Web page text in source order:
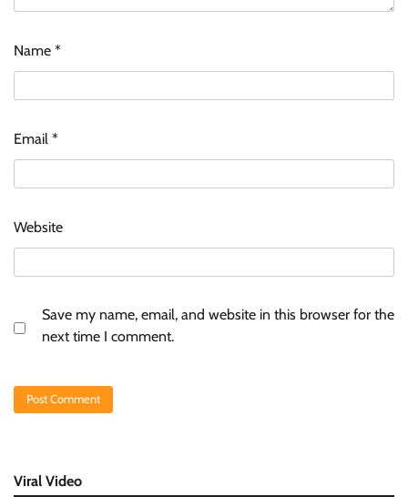
Name *
Email *
Website
Save my name, email, and website in this browser for the
next time I comment.
Viral Video